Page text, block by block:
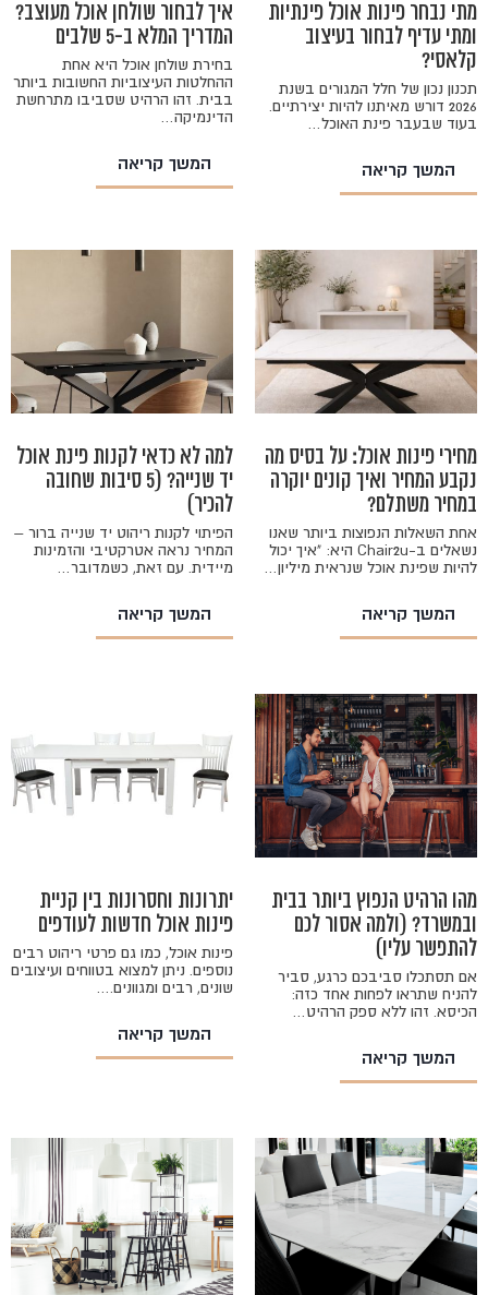
מתי נבחר פינות אוכל פינתיות
ומתי עדיף לבחור בעיצוב
קלאסי?
תכנון נכון של חלל המגורים בשנת
2026 דורש מאיתנו להיות יצירתיים.
בעוד שבעבר פינת האוכל…
המשך קריאה
איך לבחור שולחן אוכל מעוצב?
המדריך המלא ב-5 שלבים
בחירת שולחן אוכל היא אחת
ההחלטות העיצוביות החשובות ביותר
בבית. זהו הרהיט שסביבו מתרחשת
הדינמיקה…
המשך קריאה
מחירי פינות אוכל: על בסיס מה
נקבע המחיר ואיך קונים יוקרה
במחיר משתלם?
אחת השאלות הנפוצות ביותר שאנו
נשאלים ב-Chair2u היא: "איך יכול
להיות שפינת אוכל שנראית מיליון…
המשך קריאה
למה לא כדאי לקנות פינת אוכל
יד שנייה? (5 סיבות שחובה
להכיר)
הפיתוי לקנות ריהוט יד שנייה ברור –
המחיר נראה אטרקטיבי והזמינות
מיידית. עם זאת, כשמדובר…
המשך קריאה
מהו הרהיט הנפוץ ביותר בבית
ובמשרד? (ולמה אסור לכם
להתפשר עליו)
אם תסתכלו סביבכם כרגע, סביר
להניח שתראו לפחות אחד כזה:
הכיסא. זהו ללא ספק הרהיט…
המשך קריאה
יתרונות וחסרונות בין קניית
פינות אוכל חדשות לעודפים
פינות אוכל, כמו גם פרטי ריהוט רבים
נוספים. ניתן למצוא בטווחים ועיצובים
שונים, רבים ומגוונים.…
המשך קריאה